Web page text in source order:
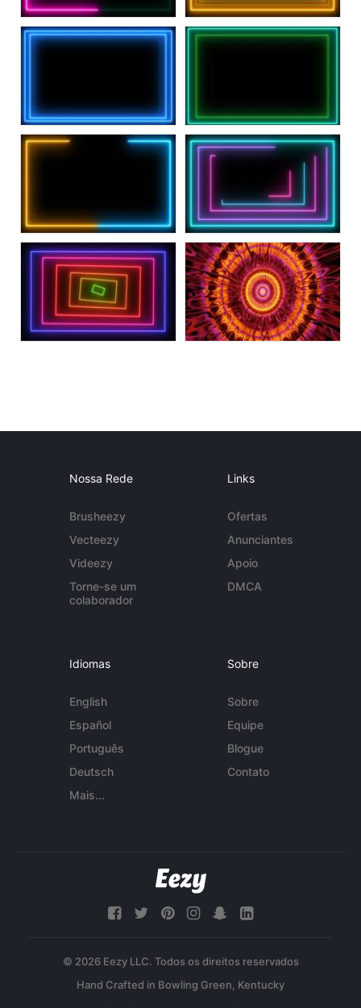
Nossa Rede
Brusheezy
Vecteezy
Videezy
Torne-se um
colaborador
Links
Ofertas
Anunciantes
Apoio
DMCA
Idiomas
English
Español
Português
Deutsch
Mais...
Sobre
Sobre
Equipe
Blogue
Contato
© 2026 Eezy LLC. Todos os direitos reservados